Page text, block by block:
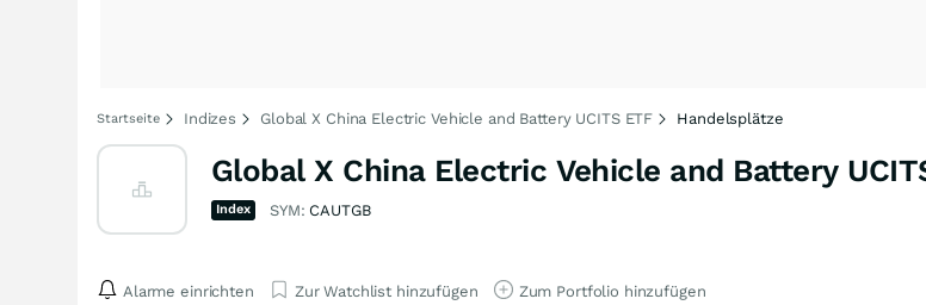
Startseite Indizes Global X China Electric Vehicle and Battery UCITS ETF Handelsplätze
Global X China Electric Vehicle and Battery
Index SYM: CAUTGB
Alarme einrichten Zur Watchlist hinzufügen Zum Portfolio hinzufügen